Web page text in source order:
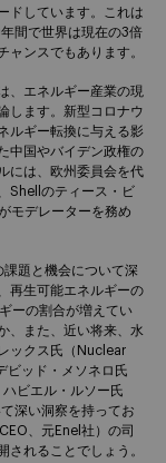
ドしています。これは
間で世界は現在の3倍
ャンスでもあります。
、エネルギー産業の現
します。新型コロナウ
ルギー転換に与える影
中国やバイデン政権の
には、欧州委員会を代
Shellのティース・ビ
モデレーターを務め
題と機会について深
再生可能エネルギーの
ーの割合が増えてい
、また、近い将来、水
ックス氏（Nuclear
ビッド・メソネロ氏
ビエル・ルソー氏
深い洞察を持ってお
、元Enel社）の司
されることでしょう。